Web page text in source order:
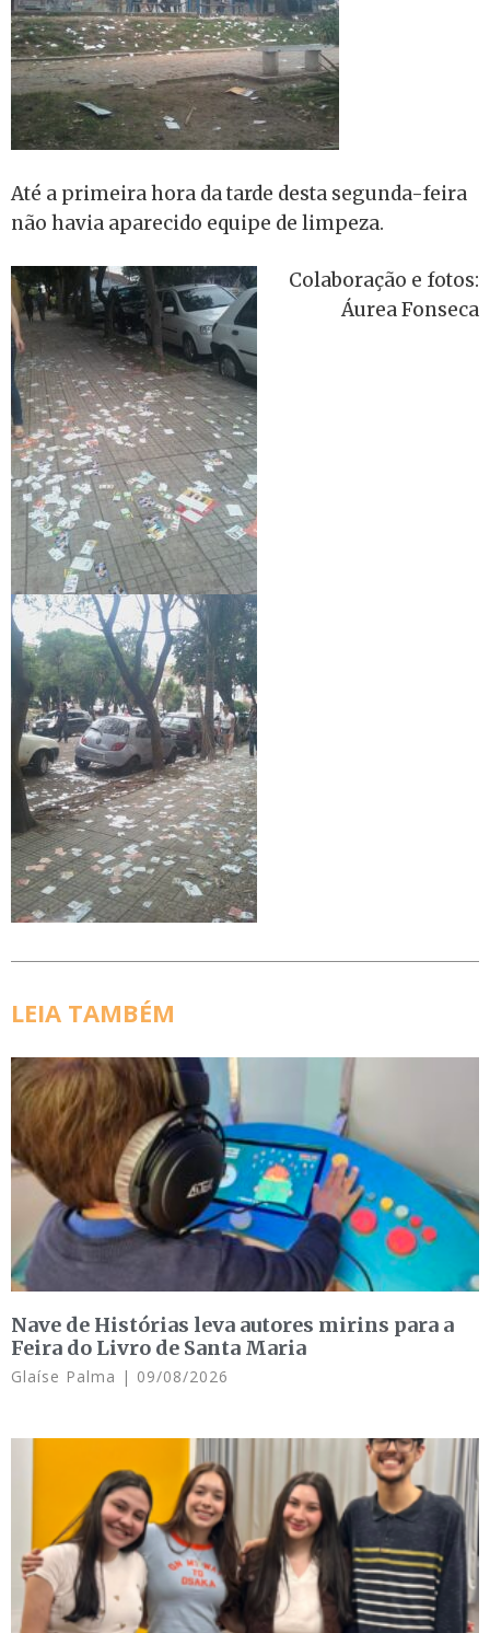
Até a primeira hora da tarde desta segunda-feira
não havia aparecido equipe de limpeza.
Colaboração e fotos:
Áurea Fonseca
LEIA TAMBÉM
Nave de Histórias leva autores mirins para a
Feira do Livro de Santa Maria
Glaíse Palma 09/08/2026